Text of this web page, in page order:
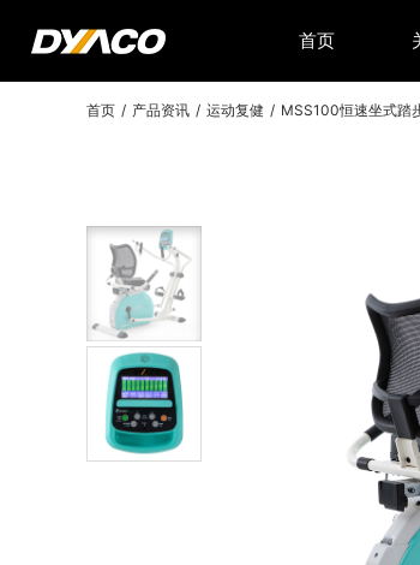
首页
首页 / 产品资讯 / 运动复健 / MSS100恒速坐式踏